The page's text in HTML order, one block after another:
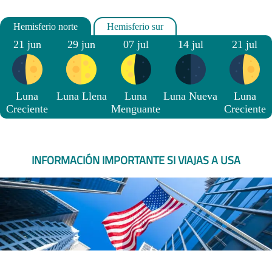
21 jun
Luna
Creciente
29 jun
Luna Llena
07 jul
Luna
Menguante
14 jul
Luna Nueva
21 jul
Luna
Creciente
INFORMACIÓN IMPORTANTE SI VIAJAS A USA